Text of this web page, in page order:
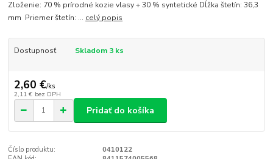
Zloženie: 70 % prírodné kozie vlasy + 30 % syntetické Dĺžka štetín: 36,3
mm Priemer štetín: ... celý popis
Dostupnosť Skladom 3 ks
2,60 €/ks
2,11 € bez DPH
Pridať do košíka
Číslo produktu:
0410122